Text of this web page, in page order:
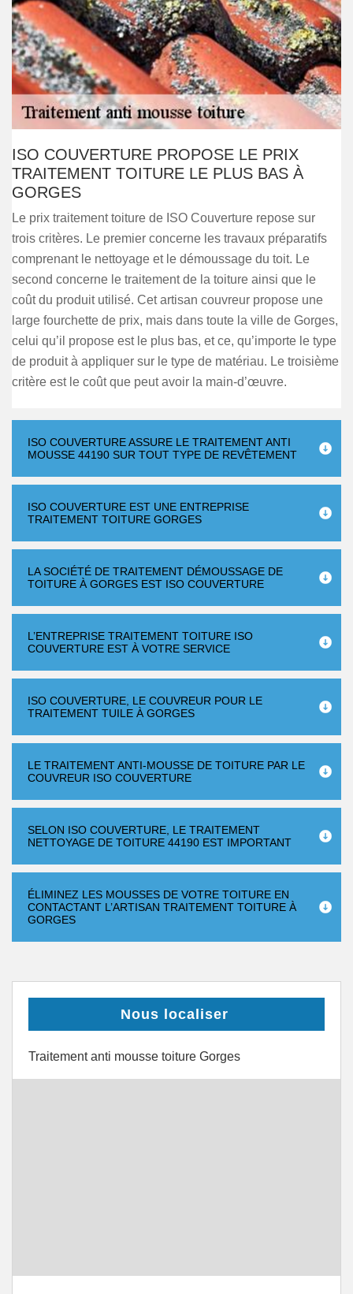
ISO COUVERTURE PROPOSE LE PRIX
TRAITEMENT TOITURE LE PLUS BAS À
GORGES
Le prix traitement toiture de ISO Couverture repose sur
trois critères. Le premier concerne les travaux préparatifs
comprenant le nettoyage et le démoussage du toit. Le
second concerne le traitement de la toiture ainsi que le
coût du produit utilisé. Cet artisan couvreur propose une
large fourchette de prix, mais dans toute la ville de Gorges,
celui qu’il propose est le plus bas, et ce, qu’importe le type
de produit à appliquer sur le type de matériau. Le troisième
critère est le coût que peut avoir la main-d’œuvre.
ISO COUVERTURE ASSURE LE TRAITEMENT ANTI
MOUSSE 44190 SUR TOUT TYPE DE REVÊTEMENT
ISO COUVERTURE EST UNE ENTREPRISE
TRAITEMENT TOITURE GORGES
LA SOCIÉTÉ DE TRAITEMENT DÉMOUSSAGE DE
TOITURE À GORGES EST ISO COUVERTURE
L’ENTREPRISE TRAITEMENT TOITURE ISO
COUVERTURE EST À VOTRE SERVICE
ISO COUVERTURE, LE COUVREUR POUR LE
TRAITEMENT TUILE À GORGES
LE TRAITEMENT ANTI-MOUSSE DE TOITURE PAR LE
COUVREUR ISO COUVERTURE
SELON ISO COUVERTURE, LE TRAITEMENT
NETTOYAGE DE TOITURE 44190 EST IMPORTANT
ÉLIMINEZ LES MOUSSES DE VOTRE TOITURE EN
CONTACTANT L’ARTISAN TRAITEMENT TOITURE À
GORGES
Nous localiser
Traitement anti mousse toiture Gorges